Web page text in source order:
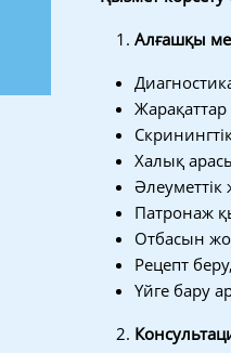
Алғашқы
Халық
Патронаж
Отбасын
Рецепт
Үйге бару